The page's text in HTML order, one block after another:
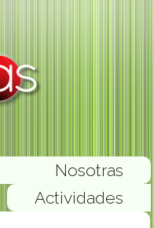
Nosotras
Actividades